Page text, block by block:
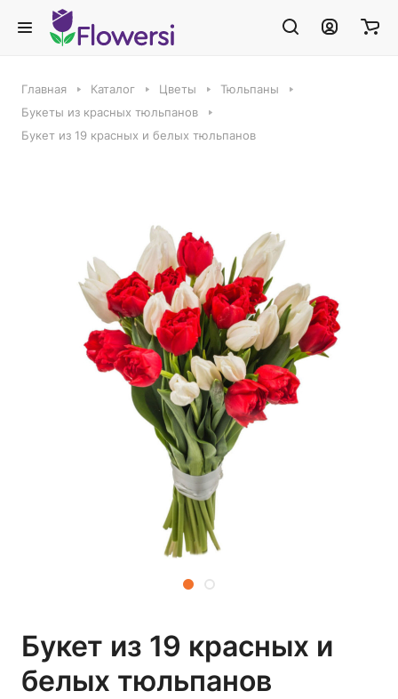
Главная Каталог Цветы
Тюльпаны
Букеты из красных тюльпанов
Букет из 19 красных и белых тюльпанов
Букет из 19 красных и
белых тюльпанов